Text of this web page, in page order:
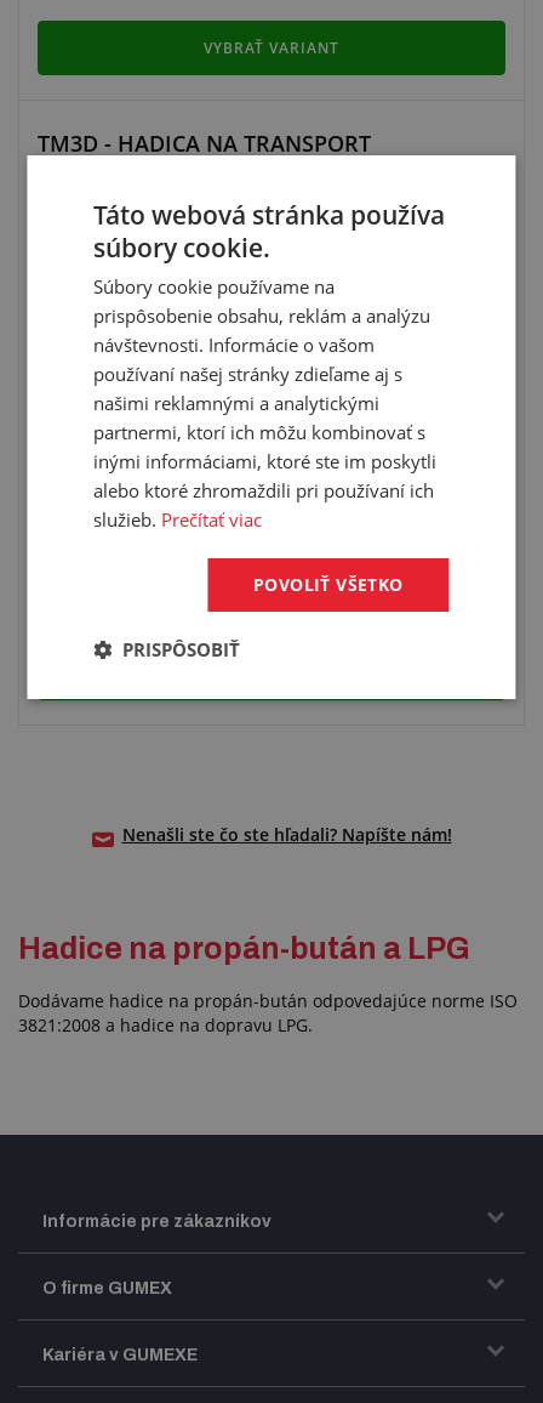
VYBRAŤ VARIANT
TM3D - HADICA NA TRANSPORT
preprava LPG (propan-butan)
duša: NBR, obal: CR
výstuž: textil, medený drôt
Nenašli ste čo ste hľadali? Napíšte nám!
Hadice na propán-bután a LPG
Dodávame hadice na propán-bután odpovedajúce norme ISO
3821:2008 a hadice na dopravu LPG.
Informácie pre zákazníkov
Doprava a zasielanie tovaru
Obchodné podmienky
O firme GUMEX
Predstavenie firmy GUMEX
Kariéra v GUMEXE
Táto webová stránka používa
súbory cookie.
Súbory cookie používame na
prispôsobenie obsahu, reklám a analýzu
návštevnosti. Informácie o vašom
používaní našej stránky zdieľame aj s
našimi reklamnými a analytickými
partnermi, ktorí ich môžu kombinovať s
inými informáciami, ktoré ste im poskytli
alebo ktoré zhromaždili pri používaní ich
služieb. Prečítať viac
POVOLIŤ VŠETKO
PRISPÔSOBIŤ